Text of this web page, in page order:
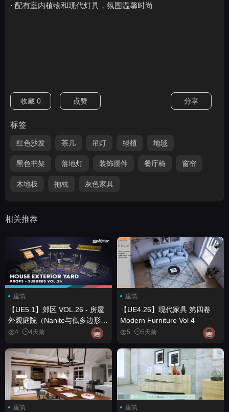
· 配有室内植物和现代灯具，氛围温馨时尚
收藏 0 点赞 分享
标签
红色沙发 茶几 吊灯 绿植 地毯
黑色书架 落地灯 装饰摆件 餐厅椅 窗帘
木地板 抱枕 灰色家具
相关推荐
建筑
【UE5.1】郊区 VOL.26 - 房屋
外观庭院（Nanite与低多边形）
Suburbs VOL.26 - House
Exterior Yard (Nanite and Low
Poly)
4 4天前
建筑
【UE4.26】现代家具 第四卷
Modern Furniture Vol 4
5 5天前
建筑 建筑